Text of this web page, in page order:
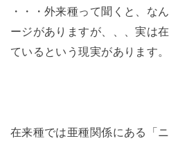
・・・外来種って聞くと、な
ージがありますが、、、実は
ているという現実があります。
在来種では亜種関係にある「